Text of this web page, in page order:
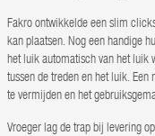
Fakro ontwikkelde een slim
kan plaatsen. Nog een handige
het luik automatisch van het luik
tussen de treden en het luik. Een
te vermijden en het
Vroeger lag de trap bij levering